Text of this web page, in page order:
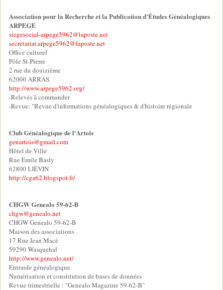
Association pour la Recherche et la Publication d’Études Généalogiques
ARPEGE
siegesocial-arpege5962@laposte.net
secretariat.arpege5962@laposte.net
Office culturel
Pôle St-Pierre
2 rue du douizième
62000 ARRAS
http://www.arpege5962.org/
-Relevés à commander
-Revue: "Revue d'informations généalogiques & d'histoire régionale
Club Généalogique de l'Artois
genartois@gmail.com
Hôtel de Ville
Rue Émile Basly
62800 LIÉVIN
http://cga62.blogspot.fr/
CHGW Genealo 59-62-B
chgw@genealo.net
CHGW Genealo 59-62-B
Maison des associations
17 Rue Jean Macé
59290 Wasquehal
http://www.genealo.net/
Entraide généalogique
Numérisation et constitution de bases de données
Revue trimestrielle : "Genealo Magazine 59-62-B"